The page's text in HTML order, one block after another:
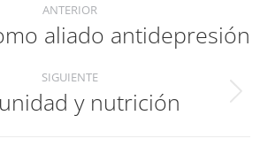
ANTERIOR
Publicación
aliado antidepresión
SIGUIENTE
Publicación
siguiente:
y nutrición